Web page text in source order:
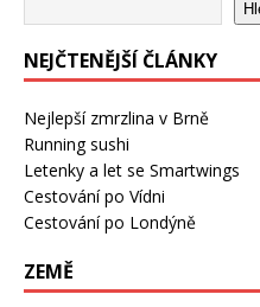
NEJČTENĚJŠÍ ČLÁNKY
Nejlepší zmrzlina v Brně
Running sushi
Letenky a let se Smartwings
Cestování po Vídni
Cestování po Londýně
ZEMĚ